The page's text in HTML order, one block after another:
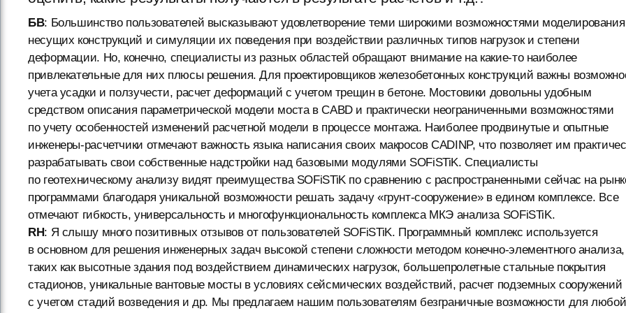
БВ: Большинство пользователей высказывают удовлетворение теми широкими возможностями моделирования
несущих конструкций и симуляции их поведения при воздействии различных типов нагрузок и степени
деформации. Но, конечно, специалисты из разных областей обращают внимание на какие-то наиболее
привлекательные для них плюсы решения. Для проектировщиков железобетонных конструкций важны
учета усадки и ползучести, расчет деформаций с учетом трещин в бетоне. Мостовики довольны удобным
средством описания параметрической модели моста в CABD и практически неограниченными возможностями
по учету особенностей изменений расчетной модели в процессе монтажа. Наиболее продвинутые и опытные
инженеры-расчетчики отмечают важность языка написания своих макросов CADINP, что позволяет им
разрабатывать свои собственные надстройки над базовыми модулями SOFiSTiK. Специалисты
по геотехническому анализу видят преимущества SOFiSTiK по сравнению с распространенными сейчас на
программами благодаря уникальной возможности решать задачу «грунт-сооружение» в едином комплексе. Все
отмечают гибкость, универсальность и многофункциональность комплекса МКЭ анализа SOFiSTiK.
RH: Я слышу много позитивных отзывов от пользователей SOFiSTiK. Программный комплекс используется
в основном для решения инженерных задач высокой степени сложности методом конечно-элементного анализа,
таких как высотные здания под воздействием динамических нагрузок, большепролетные стальные покрытия
стадионов, уникальные вантовые мосты в условиях сейсмических воздействий, расчет подземных сооружений
с учетом стадий возведения и др. Мы предлагаем нашим пользователям безграничные возможности для любой